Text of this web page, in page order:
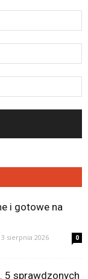
i gotowe na
3 sierpnia 2026 0
5 sprawdzonych